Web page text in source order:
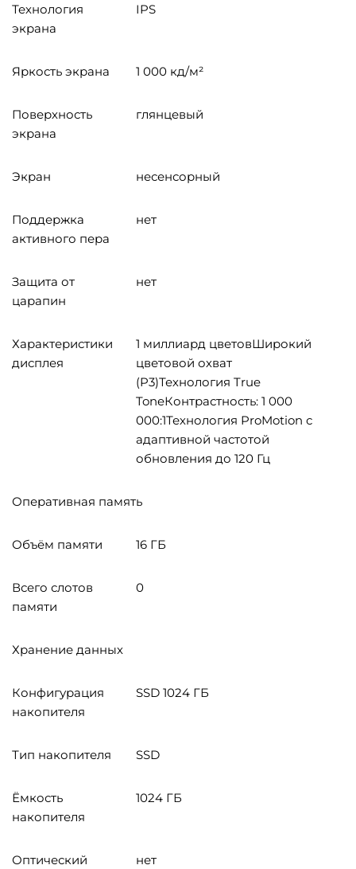
Технология
экрана
IPS
Яркость экрана 1 000 кд/м²
Поверхность
экрана
глянцевый
Экран несенсорный
Поддержка
активного пера
нет
Защита от
царапин
нет
Характеристики
дисплея
1 миллиард цветовШирокий
цветовой охват
(P3)Технология True
ToneКонтрастность: 1 000
000:1Технология ProMotion с
адаптивной частотой
обновления до 120 Гц
Оперативная память
Объём памяти 16 ГБ
Всего слотов
памяти
0
Хранение данных
Конфигурация
накопителя
SSD 1024 ГБ
Тип накопителя SSD
Ёмкость
накопителя
1024 ГБ
Оптический
нет